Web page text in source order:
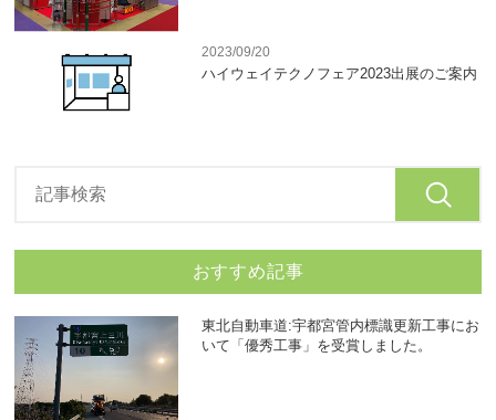
2023/09/20
ハイウェイテクノフェア2023出展のご案内
おすすめ記事
東北自動車道:宇都宮管内標識更新工事にお
いて「優秀工事」を受賞しました。